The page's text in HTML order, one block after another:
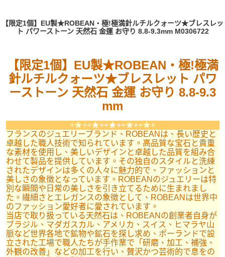
【限定1個】EU製★ROBEAN・極!極満針ルチルクォーツ★ブレスレッ
ト パワーストーン 天然石 金運 お守り 8.8-9.3mm M0306722
【限定1個】EU製★ROBEAN・極!極満
針ルチルクォーツ★ブレスレット パワ
ーストーン 天然石 金運 お守り 8.8-9.3
mm
+★++★++★++★++★+
フランスのジュエリーブランド、ROBEANは、長い歴史と
卓越した職人技術で知られています。高品質な宝石と貴重
な素材を使用し、美しいデザインと卓越した品質を組み合
わせて製品を提供しています。その独自のスタイルと洗練
されたデザインは多くの人々に魅力的で、ファッションと
美しさの象徴となっています。ROBEANのジュエリーは特
別な瞬間や日常の美しさを引き立てるために生まれまし
た。繊細さとエレガンスの象徴として、ROBEANは世界中
のファッション愛好者に愛されています。
当店で取り扱っている天然石は、ROBEANの創業者自身が
ブラジル、マダガスカル、アメリカ、スイス、ヒマラヤ山
脈など世界各地で鉱物や鉱石を探し求め、ポーランドで設
立された工場で職人たちが手作業で「研磨、加工、補強、
外観の改善」などの加工を行い、贅沢かつ芸術的で息をの